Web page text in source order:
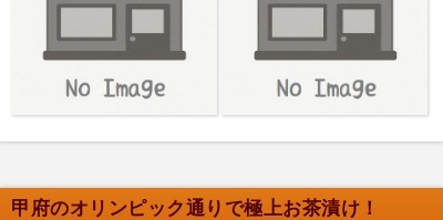
甲府のオリンピック通りで極上お茶漬け！